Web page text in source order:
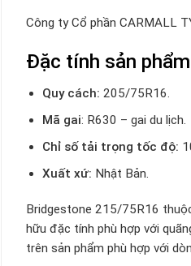
Công ty Cổ phần CARMALL
Đặc tính sản
Quy cách: 205/75R16.
Mã gai: R630 – gai du lịch.
Chỉ số tải trọng tốc độ:
Xuất xứ: Nhật Bản.
Bridgestone 215/75R16
hữu đặc tính phù hợp với
trên sản phẩm phù hợp với